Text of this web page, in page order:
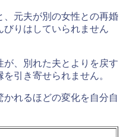
元夫が別の女性との再婚
びりはしていられません
が、別れた夫とよりを戻す
引き寄せられません。
れるほどの変化を自分自